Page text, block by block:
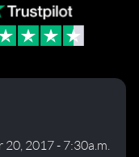
2017 - 7:30a.m.